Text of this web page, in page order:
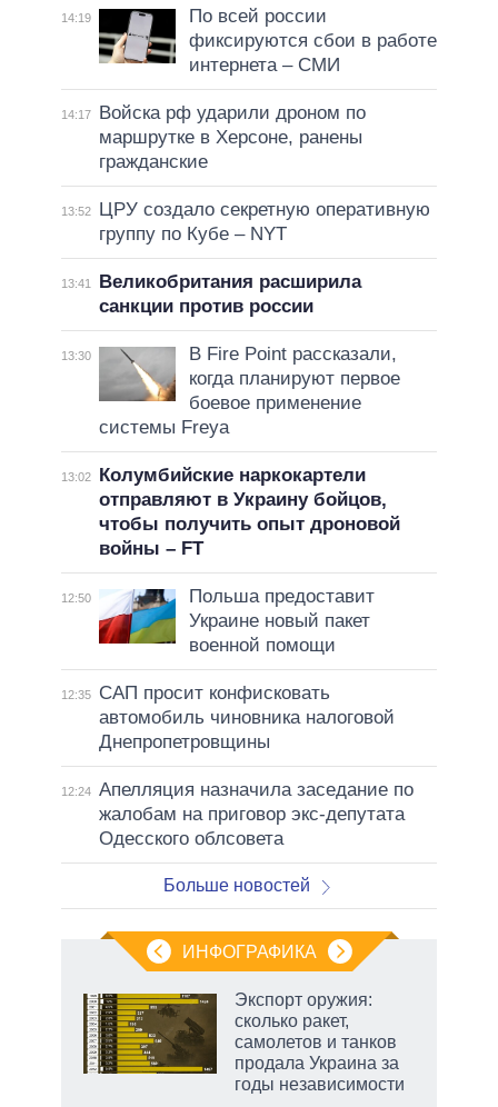
14:19
По всей россии
фиксируются сбои в работе
интернета – СМИ
14:17
Войска рф ударили дроном по
маршрутке в Херсоне, ранены
гражданские
13:52
ЦРУ создало секретную оперативную
группу по Кубе – NYT
13:41
Великобритания расширила
санкции против россии
13:30
В Fire Point рассказали,
когда планируют первое
боевое применение
системы Freya
13:02
Колумбийские наркокартели
отправляют в Украину бойцов,
чтобы получить опыт дроновой
войны – FT
12:50
Польша предоставит
Украине новый пакет
военной помощи
12:35
САП просит конфисковать
автомобиль чиновника налоговой
Днепропетровщины
12:24 Апелляция назначила заседание по
жалобам на приговор экс-депутата
Одесского облсовета
Больше новостей
ИНФОГРАФИКА
Экспорт оружия:
сколько ракет,
самолетов и танков
продала Украина за
годы независимости